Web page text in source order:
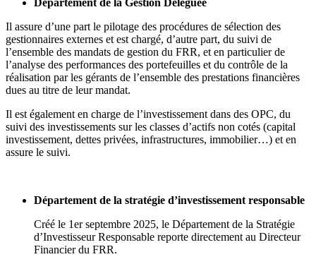
Département de la Gestion Déléguée
Il assure d’une part le pilotage des procédures de sélection des
gestionnaires externes et est chargé, d’autre part, du suivi de
l’ensemble des mandats de gestion du FRR, et en particulier de
l’analyse des performances des portefeuilles et du contrôle de la
réalisation par les gérants de l’ensemble des prestations financières
dues au titre de leur mandat.
Il est également en charge de l’investissement dans des OPC, du
suivi des investissements sur les classes d’actifs non cotés (capital
investissement, dettes privées, infrastructures, immobilier…) et en
assure le suivi.
Département de la stratégie d’investissement responsable
Créé le 1er septembre 2025, le Département de la Stratégie
d’Investisseur Responsable reporte directement au Directeur
Financier du FRR.